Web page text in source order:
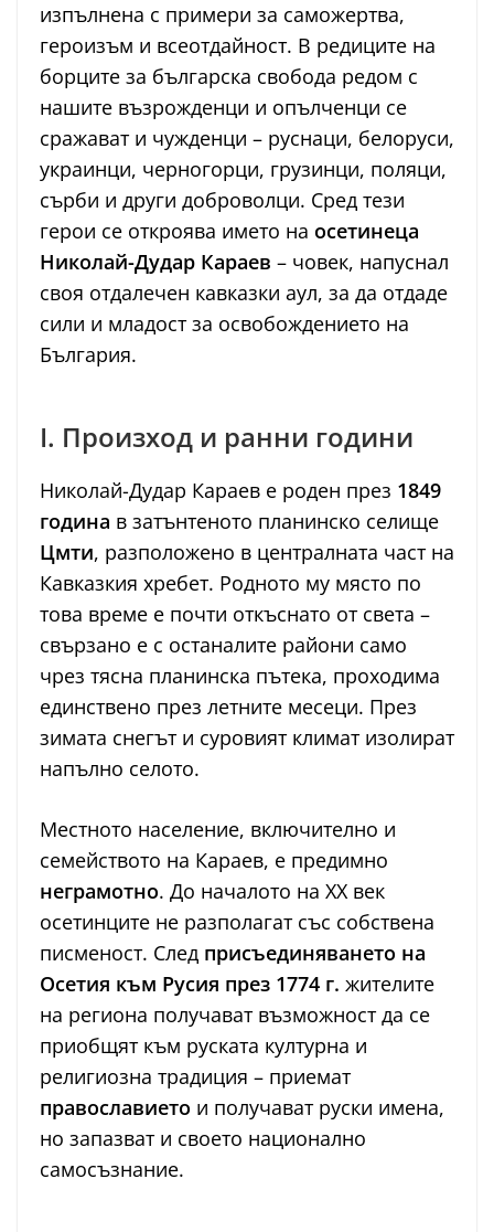
изпълнена с примери за саможертва,
героизъм и всеотдайност. В редиците на
борците за българска свобода редом с
нашите възрожденци и опълченци се
сражават и чужденци – руснаци, белоруси,
украинци, черногорци, грузинци, поляци,
сърби и други доброволци. Сред тези
герои се откроява името на осетинеца
Николай-Дудар Караев – човек, напуснал
своя отдалечен кавказки аул, за да отдаде
сили и младост за освобождението на
България.
I. Произход и ранни години
Николай-Дудар Караев е роден през 1849
година в затънтеното планинско селище
Цмти, разположено в централната част на
Кавказкия хребет. Родното му място по
това време е почти откъснато от света –
свързано е с останалите райони само
чрез тясна планинска пътека, проходима
единствено през летните месеци. През
зимата снегът и суровият климат изолират
напълно селото.
Местното население, включително и
семейството на Караев, е предимно
неграмотно. До началото на XX век
осетинците не разполагат със собствена
писменост. След присъединяването на
Осетия към Русия през 1774 г. жителите
на региона получават възможност да се
приобщят към руската културна и
религиозна традиция – приемат
православието и получават руски имена,
но запазват и своето национално
самосъзнание.